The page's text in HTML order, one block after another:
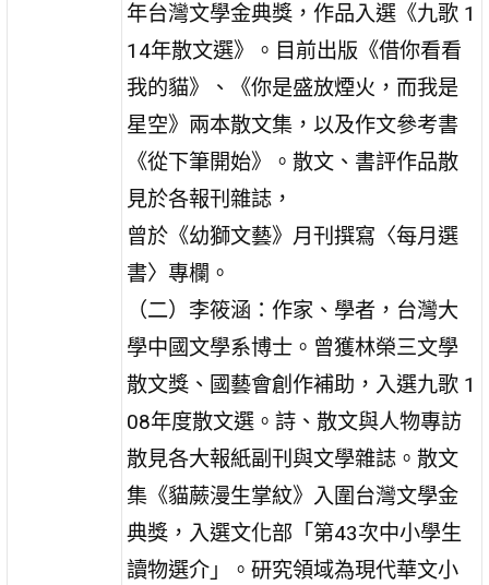
年台灣文學金典獎，作品入選《九歌 1
14年散文選》。目前出版《借你看看
我的貓》、《你是盛放煙火，而我是
星空》兩本散文集，以及作文參考書
《從下筆開始》。散文、書評作品散
見於各報刊雜誌，
曾於《幼獅文藝》月刊撰寫〈每月選
書〉專欄。
（二）李筱涵：作家、學者，台灣大
學中國文學系博士。曾獲林榮三文學
散文獎、國藝會創作補助，入選九歌 1
08年度散文選。詩、散文與人物專訪
散見各大報紙副刊與文學雜誌。散文
集《貓蕨漫生掌紋》入圍台灣文學金
典獎，入選文化部「第43次中小學生
讀物選介」。研究領域為現代華文小